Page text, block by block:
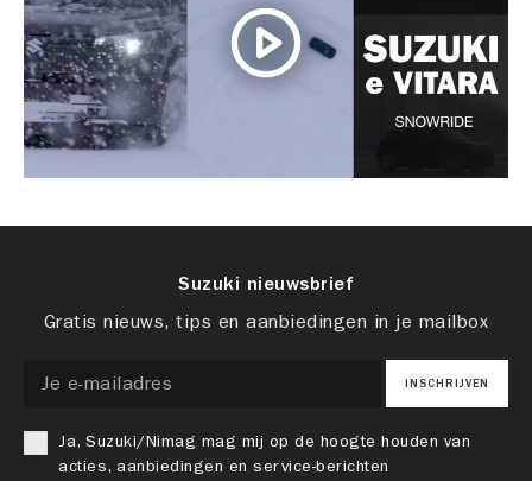
Suzuki nieuwsbrief
Gratis nieuws, tips en aanbiedingen in je mailbox
INSCHRIJVEN
Ja, Suzuki/Nimag mag mij op de hoogte houden van
acties, aanbiedingen en service-berichten